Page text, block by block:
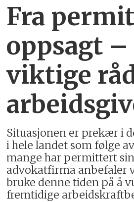
Fra
oppsagt
viktige
Situasjonen er prekær i
i hele landet som følge
mange har permittert
advokatfirma anbefaler
bruke denne tiden på å
fremtidige